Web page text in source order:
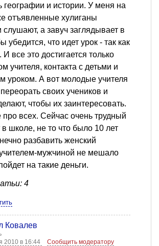
географии и истории. У меня на
отъявленные хулиганы
слушают, а завуч заглядывает в
убедится, что идет урок - так как
И все это достигается только
учителя, контакта с детьми и
уроком. А вот молодые учителя
своих учеников и
чтобы их заинтересовать.
про всех. Сейчас очень трудный
в школе, не то что было 10 лет
разбавить женский
мужчиной не мешало
на такие деньги.
4
Ковалев
2010 в 16:44
Сообщить модератору